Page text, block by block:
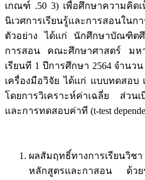
เกณฑ์ .50 3) เพื่อศึกษาความคิด
นิเวศการเรียนรู้และการสอน
ตัวอย่าง ได้แก่ นักศึกษาบัณฑิต
การสอน คณะศึกษาศาสตร์ มห
เรียนที 1 ปีการศึกษา 2564 จำน
เครื่องมือวิจัย ได้แก่ แบบทดสอบ
โดยการวิเคราะห์ค่าเฉลี่ย ส่วน
และการทดสอบค่าที (t-test
ผลสัมฤทธิ์ทางการเรียน
หลักสูตรและกาสอน ด้วยร